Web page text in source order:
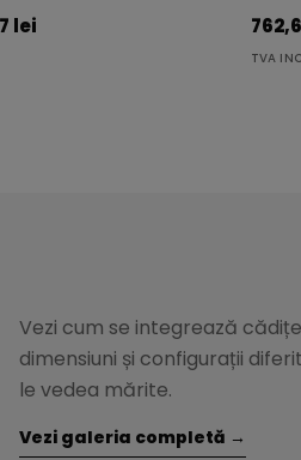
lei
TVA
Vezi cum se integrează
dimensiuni și configurații
le vedea mărite.
Vezi galeria completă →